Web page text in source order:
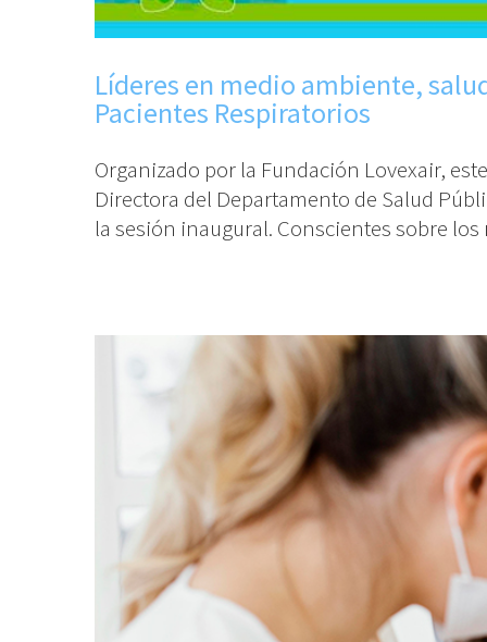
Líderes en medio ambiente,
Pacientes Respiratorios
Organizado por la Fundación Lovexair,
Directora del Departamento de Salud
la sesión inaugural. Conscientes sobre